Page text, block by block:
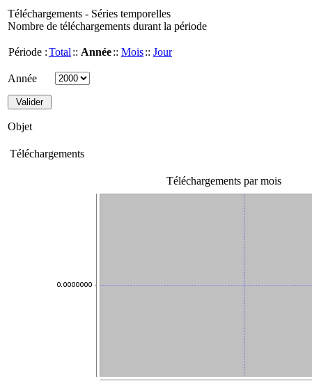
Téléchargements - Séries temporelles
Nombre de téléchargements durant la période
Période :Total :: Année:: Mois:: Jour
Année
Objet
Téléchargements
Téléchargements par mois